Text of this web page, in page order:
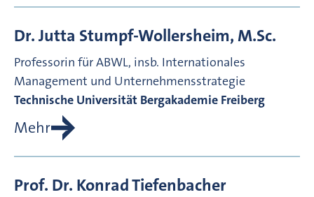
Dr.Jutta Stumpf-Wollersheim, M.Sc.
Professorin für ABWL, insb. Internationales
Management und Unternehmensstrategie
Technische Universität Bergakademie Freiberg
Mehr
Prof. Dr. KonradTiefenbacher